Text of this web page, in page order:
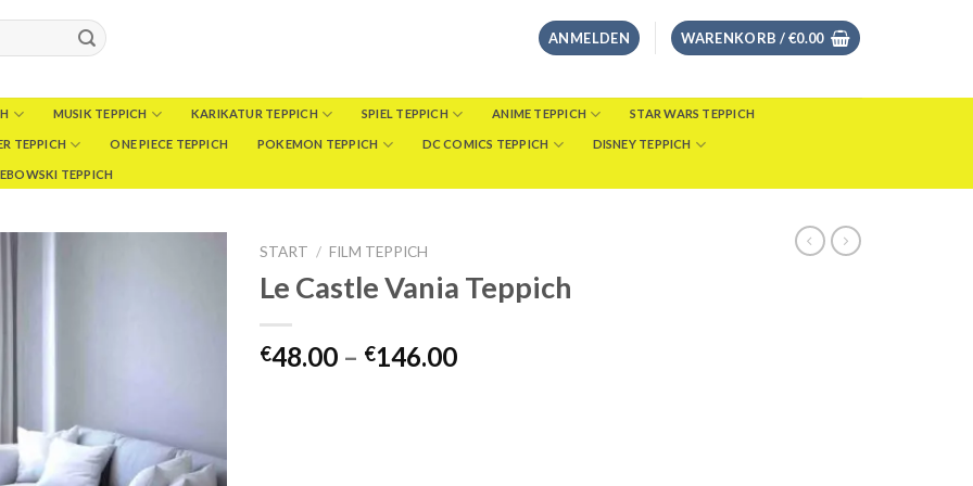
ANMELDEN WARENKORB /€0.00
MUSIK TEPPICH KARIKATUR TEPPICH SPIEL TEPPICH ANIME TEPPICH STAR WARS TEPPICH
TEPPICH ONE PIECE TEPPICH POKEMON TEPPICH DC COMICS TEPPICH DISNEY TEPPICH
TEPPICH
START / FILM TEPPICH
Le Castle Vania Teppich
€48.00 – €146.00Preisspanne: